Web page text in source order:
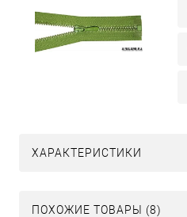
ХАРАКТЕРИСТИКИ
ПОХОЖИЕ ТОВАРЫ (8)